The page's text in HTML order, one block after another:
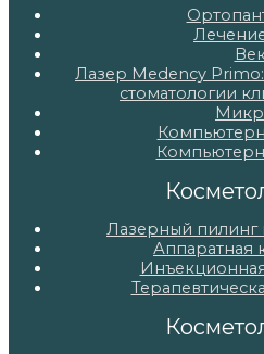
Лазер Medency
стоматологии
Лазерный
Аппаратная